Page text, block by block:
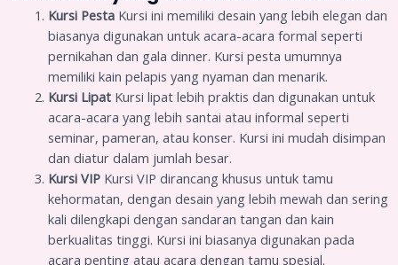
Kursi PestaKursi ini memiliki desain yang lebih elegan dan
biasanya digunakan untuk acara-acara formal seperti
pernikahan dan gala dinner. Kursi pesta umumnya
memiliki kain pelapis yang nyaman dan menarik.
Kursi LipatKursi lipat lebih praktis dan digunakan untuk
acara-acara yang lebih santai atau informal seperti
seminar, pameran, atau konser. Kursi ini mudah disimpan
dan diatur dalam jumlah besar.
Kursi VIPKursi VIP dirancang khusus untuk tamu
kehormatan, dengan desain yang lebih mewah dan sering
kali dilengkapi dengan sandaran tangan dan kain
berkualitas tinggi. Kursi ini biasanya digunakan pada
acara penting atau acara dengan tamu spesial.